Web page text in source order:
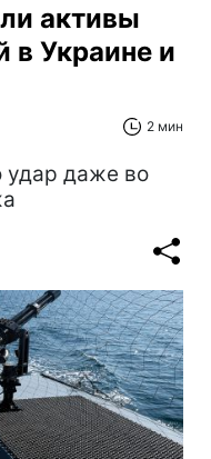
активы
в Украине и
2 мин
удар даже во